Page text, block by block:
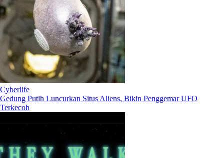
Cyberlife
Gedung Putih Luncurkan Situs Aliens, Bikin Penggemar UFO
Terkecoh